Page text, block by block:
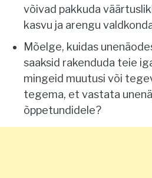
võivad pakkuda
kasvu ja arengu
Mõelge, kuidas
saaksid rakenduda teie
mingeid muutusi või
tegema, et vastata
õppetundidele?